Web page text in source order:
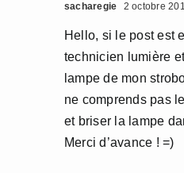
sacharegie 2 octobre
Hello, si le post est
technicien lumière
lampe de mon
ne comprends pas
et briser la lampe
Merci d’avance ! =)